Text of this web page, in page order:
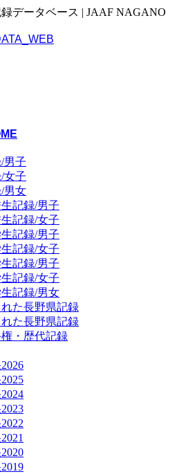
データベース | JAAF NAGANO
男子
女子
男女
記録/男子
記録/女子
記録/男子
記録/女子
記録/男子
記録/女子
記録/男女
た長野県記録
た長野県記録
・歴代記録